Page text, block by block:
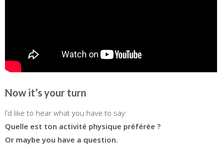
Now it’s your turn
I’d like to hear what you have to say:
Quelle est ton activité physique préférée ?
Or maybe you have a question.